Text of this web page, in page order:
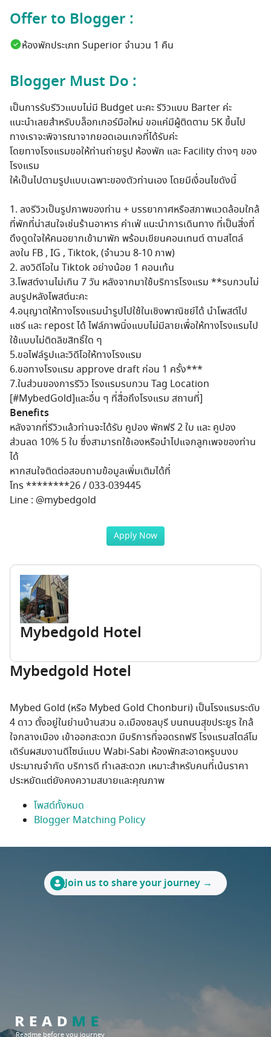
Offer to Blogger :
ห้องพักประเภท Superior จำนวน 1 คืน
Blogger Must Do :
เป็นการรับรีวิวแบบไม่มี Budget นะคะ รีวิวแบบ Barter ค่ะ
แนะนำเลยสำหรับบล็อกเกอร์มือใหม่ ขอแค่มีผู้ติดตาม 5K ขึ้นไป
ทางเราจะพิจารณาจากยอดเอนเกจที่ได้รับค่ะ
โดยทางโรงแรมขอให้ท่านถ่ายรูป ห้องพัก และ Facility ต่างๆ ของ
โรงแรม
ให้เป็นไปตามรูปแบบเฉพาะของตัวท่านเอง โดยมีเงื่อนไขดังนี้
1. ลงรีวิวเป็นรูปภาพของท่าน + บรรยากาศหรือสภาพแวดล้อมใกล้
ที่พักที่น่าสนใจเช่นร้านอาหาร ค่าเฟ่ แนะนำการเดินทาง ที่เป็นสิ่งที่
ดึงดูดใจให้คนอยากเข้ามาพัก พร้อมเขียนคอนเทนต์ ตามสไตล์
ลงใน FB , IG , Tiktok, (จำนวน 8-10 ภาพ)
2. ลงวิดีโอใน Tiktok อย่างน้อย 1 คอนเท้น
3.โพสต์งานไม่เกิน 7 วัน หลังจากมาใช้บริการโรงแรม **รบกวนไม่
ลบรูปหลังโพสต์นะคะ
4.อนุญาตให้ทางโรงแรมนำรูปไปใช้ในเชิงพาณิชย์ได้ นำโพสต์ไป
แชร์ และ repost ได้ ไฟล์ภาพนิ่งแบบไม่มีลายเพื่อให้ทางโรงแรมไป
ใช้แบบไม่ติดลิขสิทธิ์ใด ๆ
5.ขอไฟล์รูปและวิดีโอให้ทางโรงแรม
6.ขอทางโรงแรม approve draft ก่อน 1 ครั้ง***
7.ในส่วนของการรีวิว โรงแรมรบกวน Tag Location
[#MybedGold]และอื่น ๆ ที่สื่อถึงโรงแรม สถานที่]
Benefits
หลังจากที่รีวิวแล้วท่านจะได้รับ คูปอง พักฟรี 2 ใบ และ คูปอง
ส่วนลด 10% 5 ใบ ซึ่งสามารถใช้เองหรือนำไปแจกลูกเพจของท่าน
ได้
หากสนใจติดต่อสอบถามข้อมูลเพิ่มเติมได้ที่
โทร ********26 / 033-039445
Line : @mybedgold
Apply Now
Mybedgold Hotel
Mybedgold Hotel
Mybed Gold (หรือ Mybed Gold Chonburi) เป็นโรงแรมระดับ
4 ดาว ตั้งอยู่ในย่านบ้านสวน อ.เมืองชลบุรี บนถนนสุุขประยูร ใกล้
ใจกลางเมือง เข้าออกสะดวก มีบริการที่จอดรถฟรี โรงแรมสไตล์โม
เดิร์นผสมงานดีไซน์แบบ Wabi‑Sabi ห้องพักสะอาดหรูบนงบ
ประมาณจำกัด บริการดี ทำเลสะดวก เหมาะสำหรับคนที่เน้นราคา
ประหยัดแต่ยังคงความสบายและคุณภาพ
โพสต์ทั้งหมด
Blogger Matching Policy
Join us to share your journey →
Readme before you journey